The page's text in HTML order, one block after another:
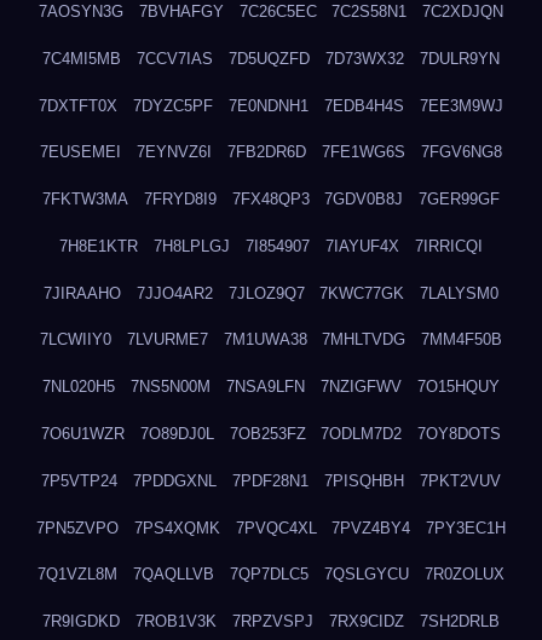
7AOSYN3G 7BVHAFGY 7C26C5EC 7C2S58N1 7C2XDJQN
7C4MI5MB 7CCV7IAS 7D5UQZFD 7D73WX32 7DULR9YN
7DXTFT0X 7DYZC5PF 7E0NDNH1 7EDB4H4S 7EE3M9WJ
7EUSEMEI 7EYNVZ6I 7FB2DR6D 7FE1WG6S 7FGV6NG8
7FKTW3MA 7FRYD8I9 7FX48QP3 7GDV0B8J 7GER99GF
7H8E1KTR 7H8LPLGJ 7I854907 7IAYUF4X 7IRRICQI
7JIRAAHO 7JJO4AR2 7JLOZ9Q7 7KWC77GK 7LALYSM0
7LCWIIY0 7LVURME7 7M1UWA38 7MHLTVDG 7MM4F50B
7NL020H5 7NS5N00M 7NSA9LFN 7NZIGFWV 7O15HQUY
7O6U1WZR 7O89DJ0L 7OB253FZ 7ODLM7D2 7OY8DOTS
7P5VTP24 7PDDGXNL 7PDF28N1 7PISQHBH 7PKT2VUV
7PN5ZVPO 7PS4XQMK 7PVQC4XL 7PVZ4BY4 7PY3EC1H
7Q1VZL8M 7QAQLLVB 7QP7DLC5 7QSLGYCU 7R0ZOLUX
7R9IGDKD 7ROB1V3K 7RPZVSPJ 7RX9CIDZ 7SH2DRLB